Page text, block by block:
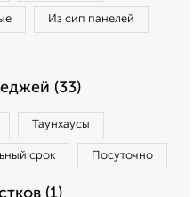
Из сип панелей
(33)
Таунхаусы
срок Посуточно
(1)